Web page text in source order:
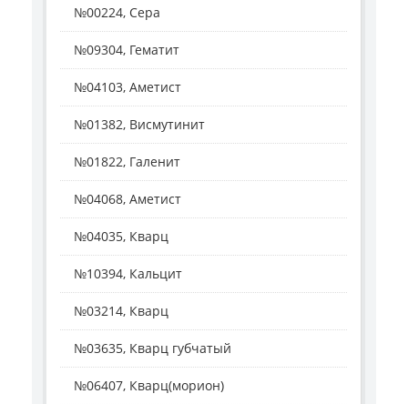
№00224, Сера
№09304, Гематит
№04103, Аметист
№01382, Висмутинит
№01822, Галенит
№04068, Аметист
№04035, Кварц
№10394, Кальцит
№03214, Кварц
№03635, Кварц губчатый
№06407, Кварц(морион)